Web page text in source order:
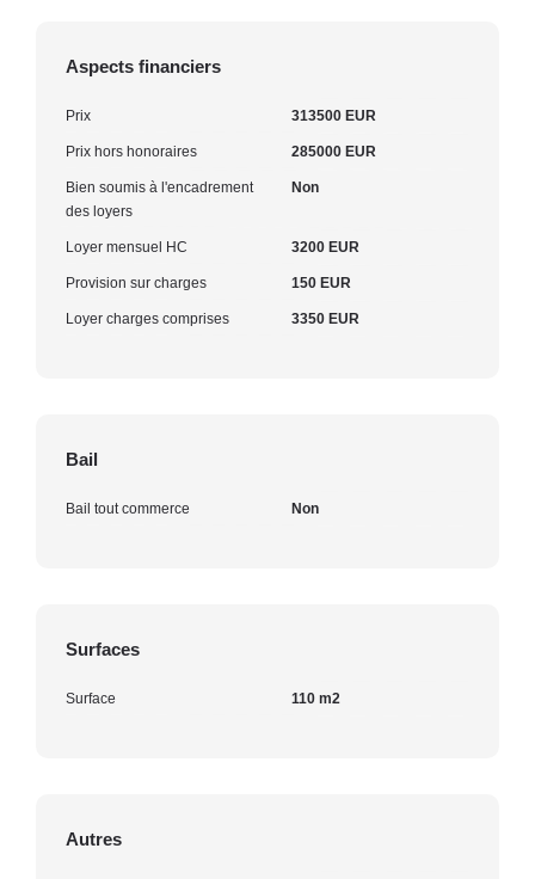
Aspects financiers
Prix 313500 EUR
Prix hors honoraires 285000 EUR
Bien soumis à l'encadrement
des loyers
Non
Loyer mensuel HC 3200 EUR
Provision sur charges 150 EUR
Loyer charges comprises 3350 EUR
Bail
Bail tout commerce Non
Surfaces
Surface 110 m2
Autres